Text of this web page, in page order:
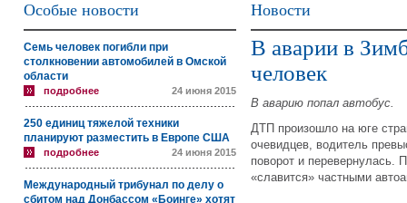
Особые новости
Семь человек погибли при
столкновении автомобилей в Омской
области
подробнее 24 июня 2015
250 единиц тяжелой техники
планируют разместить в Европе США
подробнее 24 июня 2015
Международный трибунал по делу о
сбитом над Донбассом «Боинге» хотят
Новости
В аварии в
человек
В аварию попал автобус.
ДТП произошло на юге
очевидцев, водитель
поворот и перевернулась.
«славится» частными